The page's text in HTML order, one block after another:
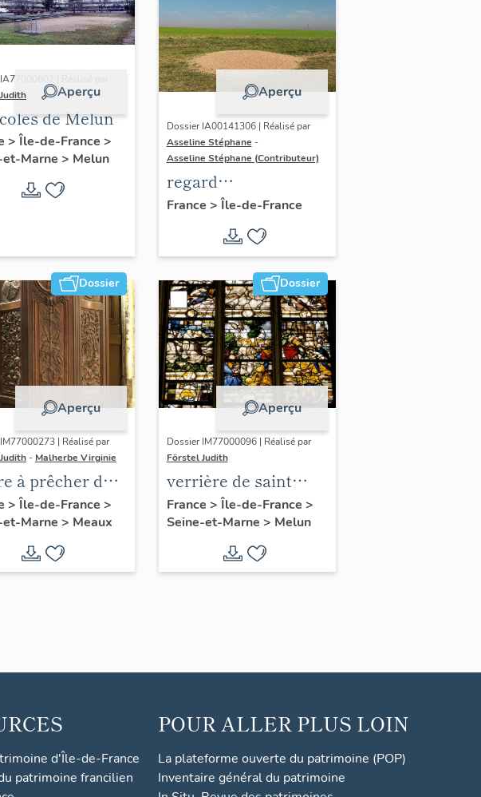
Aperçu
| Réalisé par
de Melun
> Île-de-France >
et-Marne > Melun
Aperçu
Dossier IA00141306 | Réalisé par
Asseline Stéphane -
Asseline Stéphane (Contributeur)
regard
photographique sur
les paysages de la
Plaine de France.
France > Île-de-France
Dossier
Aperçu
| Réalisé par
- Malherbe Virginie
à prêcher des
> Île-de-France >
et-Marne > Meaux
Dossier
Aperçu
Dossier IM77000096 | Réalisé par
Förstel Judith
verrière de saint
François
France > Île-de-France >
Seine-et-Marne > Melun
d'Île-de-France
patrimoine francilien
POUR ALLER PLUS LOIN
La plateforme ouverte du patrimoine (POP)
Inventaire général du patrimoine